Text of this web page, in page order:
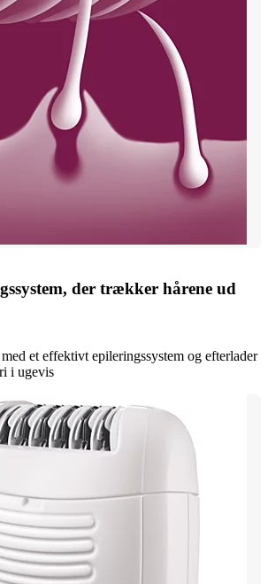
der trækker hårene ud
et effektivt epileringssystem og efterlader
i ugevis